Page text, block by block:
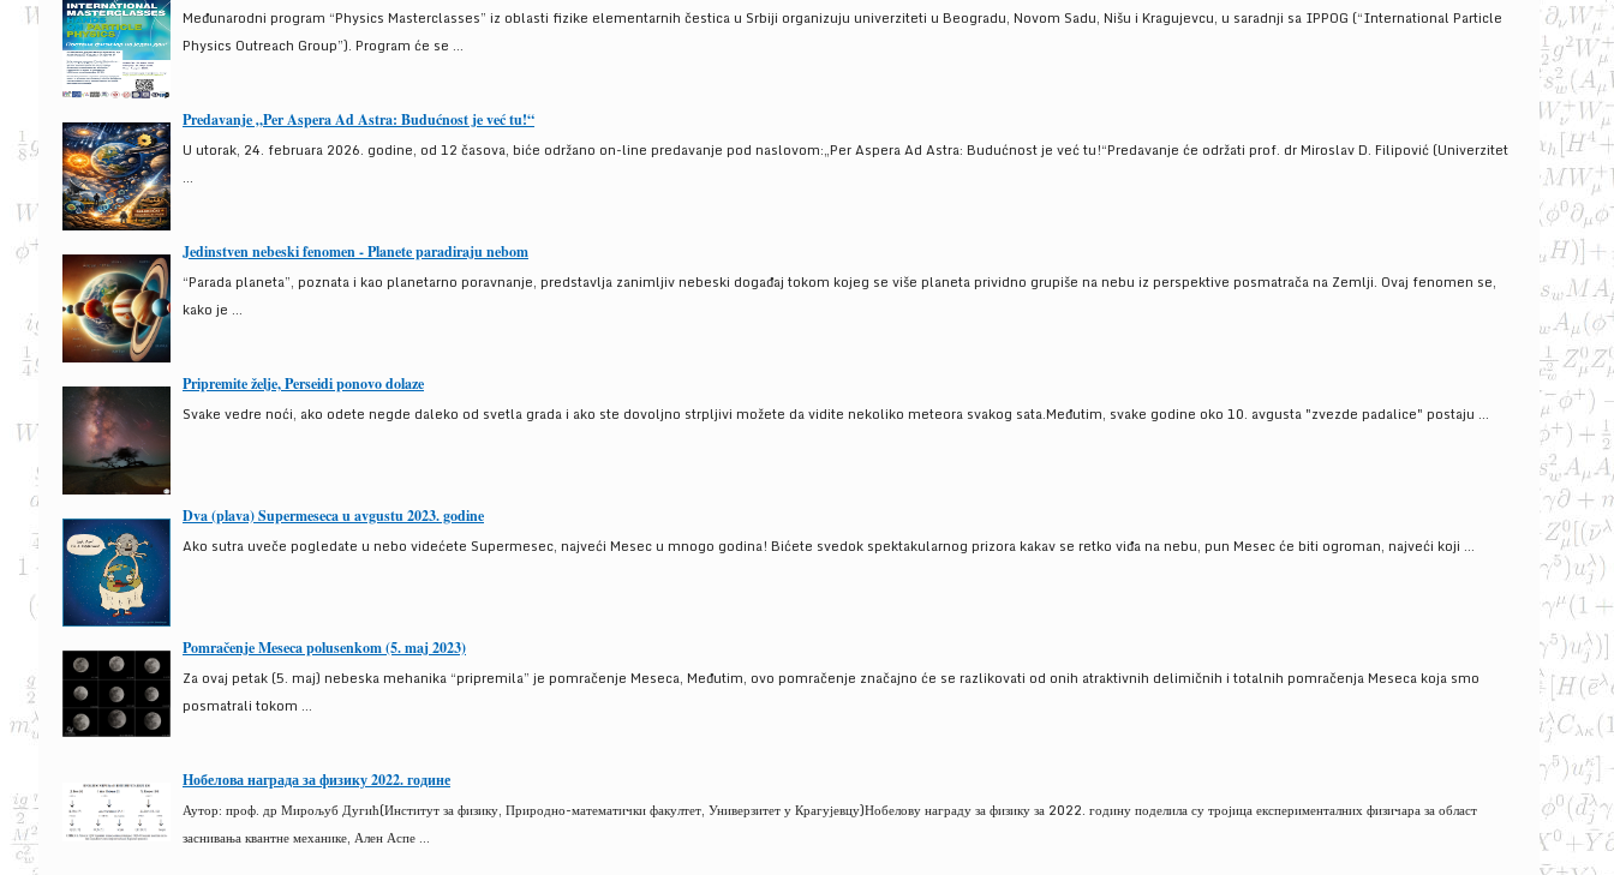
Međunarodni program “Physics Masterclasses” iz oblasti fizike elementarnih čestica u Srbiji organizuju univerziteti u Beogradu, Novom Sadu, Nišu i Kragujevcu, u saradnji sa IPPOG (“International Particle
Physics Outreach Group”). Program će se ...
Predavanje „Per Aspera Ad Astra: Budućnost je već tu!“
U utorak, 24. februara 2026. godine, od 12 časova, biće održano on-line predavanje pod naslovom:„Per Aspera Ad Astra: Budućnost je već tu!“Predavanje će održati prof. dr Miroslav D. Filipović (Univerzitet
...
Jedinstven nebeski fenomen - Planete paradiraju nebom
“Parada planeta”, poznata i kao planetarno poravnanje, predstavlja zanimljiv nebeski događaj tokom kojeg se više planeta prividno grupiše na nebu iz perspektive posmatrača na Zemlji. Ovaj fenomen se,
kako je ...
Pripremite želje, Perseidi ponovo dolaze
Svake vedre noći, ako odete negde daleko od svetla grada i ako ste dovoljno strpljivi možete da vidite nekoliko meteora svakog sata.Međutim, svake godine oko 10. avgusta "zvezde padalice" postaju ...
Dva (plava) Supermeseca u avgustu 2023. godine
Ako sutra uveče pogledate u nebo videćete Supermesec, najveći Mesec u mnogo godina! Bićete svedok spektakularnog prizora kakav se retko viđa na nebu, pun Mesec će biti ogroman, najveći koji ...
Pomračenje Meseca polusenkom (5. maj 2023)
Za ovaj petak (5. maj) nebeska mehanika “pripremila” je pomračenje Meseca, Međutim, ovo pomračenje značajno će se razlikovati od onih atraktivnih delimičnih i totalnih pomračenja Meseca koja smo
posmatrali tokom ...
Нобелова награда за физику 2022. године
Аутор: проф. др Мирољуб Дугић(Институт за физику, Природно-математички факултет, Универзитет у Крагујевцу)Нобелову награду за физику за 2022. годину поделила су тројица експерименталних физичара за област
заснивања квантне механике, Ален Аспе ...